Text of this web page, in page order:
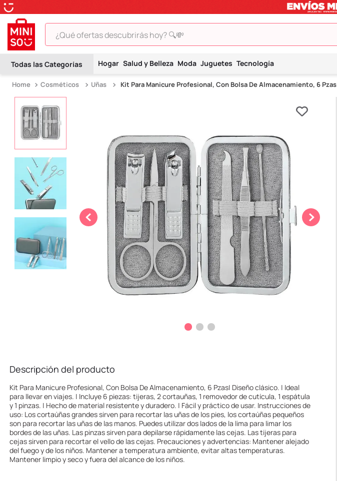
¿Qué ofertas descubrirás hoy? 🔍💸
Hogar Salud y Belleza Moda Juguetes Tecnología
Cosméticos Uñas Kit Para Manicure Profesional, Con Bolsa De Almacenamiento, 6 Pzas
Descripción del producto
Kit Para Manicure Profesional, Con Bolsa De Almacenamiento, 6 Pzas| Diseño clásico. | Ideal
para llevar en viajes. | Incluye 6 piezas: tijeras, 2 cortauñas, 1 removedor de cutícula, 1 espátula
y 1 pinzas. | Hecho de material resistente y duradero. | Fácil y práctico de usar. Instrucciones de
uso: Los cortaúñas grandes sirven para recortar las uñas de los pies, los cortaúñas pequeños
son para recortar las uñas de las manos. Puedes utilizar dos lados de la lima para limar los
bordes de las uñas. Las pinzas sirven para depilarse rápidamente las cejas. Las tijeras para
cejas sirven para recortar el vello de las cejas. Precauciones y advertencias: Mantener alejado
del fuego y de los niños. Mantener a temperatura ambiente, evitar altas temperaturas.
Mantener limpio y seco y fuera del alcance de los niños.
TÉRMINOS MÁS BUSCADOS
2
hello kitty
termo
toy story
disney
termos
9.
one piece
. llaveros